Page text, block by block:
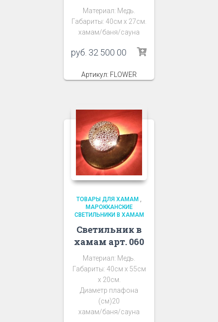
Материал: Медь.
Габариты: 40см х 27см.
хамам/баня/сауна
руб. 32 500 00
Артикул: FLOWER
ТОВАРЫ ДЛЯ ХАМАМ ,
МАРОККАНСКИЕ
СВЕТИЛЬНИКИ В ХАМАМ
Светильник в
хамам арт. 060
Материал: Медь.
Габариты: 40см х 55см
х 20см.
Диаметр плафона
(см)20
хамам/баня/сауна